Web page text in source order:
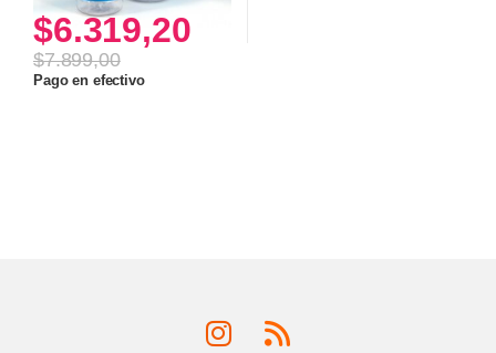
$6.319,20
$7.899,00
Pago en efectivo